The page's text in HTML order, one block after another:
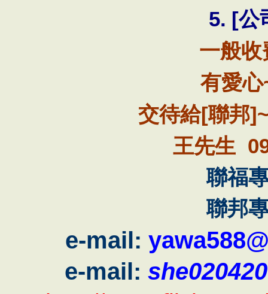
5. [公
一般收
有愛心
交待給[聯邦
王先生
聯福
聯邦
e-mail:
e-mail: